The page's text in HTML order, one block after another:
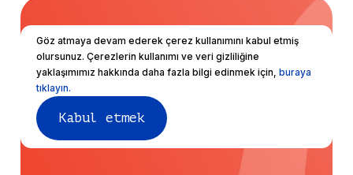
Göz atmaya devam ederek çerez kullanımını kabul etmiş
olursunuz. Çerezlerin kullanımı ve veri gizliliğine
yaklaşımımız hakkında daha fazla bilgi edinmek için, buraya
tıklayın.
Kabul etmek